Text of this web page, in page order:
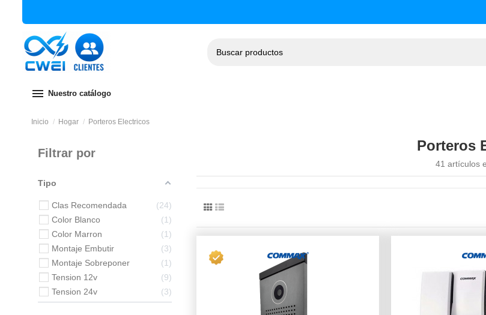
menu Nuestro catálogo
Inicio Hogar Porteros Electricos
Porteros
41 artículos
Filtrar por
Tipo
Clas Recomendada
24
Color Blanco
1
Color Marron
1
Montaje Embutir
3
Montaje Sobreponer
1
Tension 12v
9
Tension 24v
3